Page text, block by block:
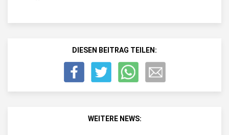
DIESEN BEITRAG TEILEN:
WEITERE NEWS: